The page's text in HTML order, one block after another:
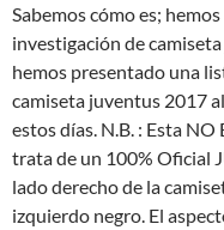
Sabemos cómo es;
investigación de
hemos presentado una
camiseta juventus 2017
estos días. N.B. : Esta NO
trata de un 100% Oficial
lado derecho de la
izquierdo negro. El